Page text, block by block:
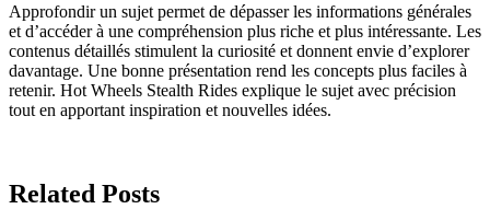
Approfondir un sujet permet de dépasser les informations générales
et d’accéder à une compréhension plus riche et plus intéressante. Les
contenus détaillés stimulent la curiosité et donnent envie d’explorer
davantage. Une bonne présentation rend les concepts plus faciles à
retenir. Hot Wheels Stealth Rides explique le sujet avec précision
tout en apportant inspiration et nouvelles idées.
Related Posts